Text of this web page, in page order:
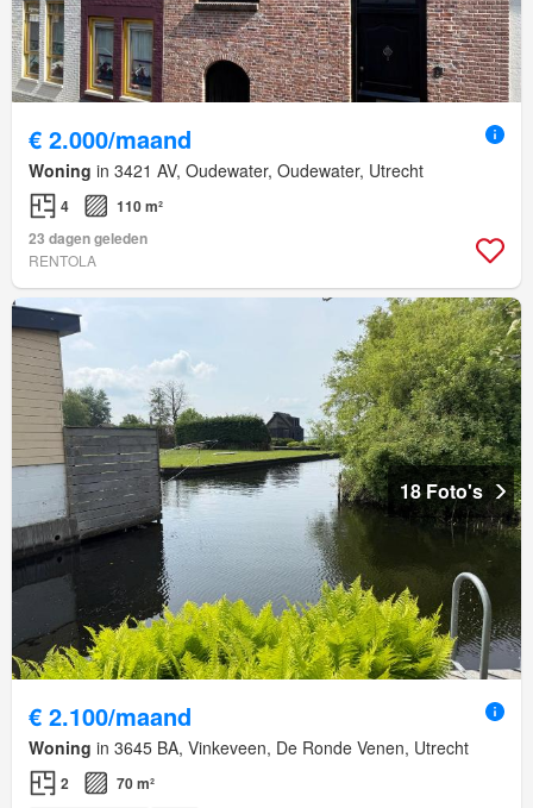
€ 2.000/maand
Woning in 3421 AV, Oudewater, Oudewater, Utrecht
4
110 m²
23 dagen geleden
RENTOLA
18 Foto's
€ 2.100/maand
Woning in 3645 BA, Vinkeveen, De Ronde Venen, Utrecht
2 70 m²